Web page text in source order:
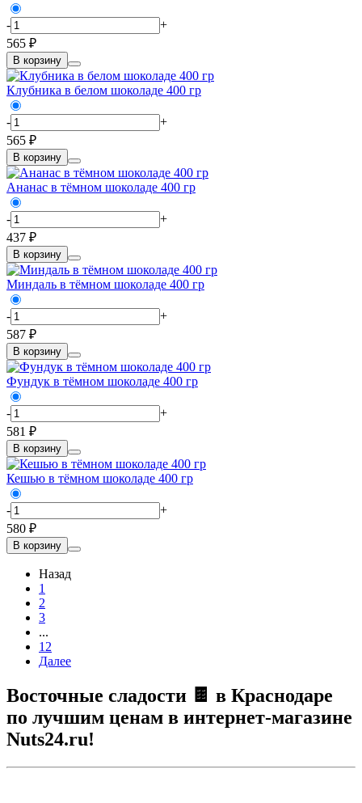
-
+
565 ₽
В корзину
Клубника в белом шоколаде 400 гр
-
+
565 ₽
В корзину
Ананас в тёмном шоколаде 400 гр
-
+
437 ₽
В корзину
Миндаль в тёмном шоколаде 400 гр
-
+
587 ₽
В корзину
Фундук в тёмном шоколаде 400 гр
-
+
581 ₽
В корзину
Кешью в тёмном шоколаде 400 гр
-
+
580 ₽
В корзину
Назад
1
2
3
...
12
Далее
Восточные сладости 🍫 в Краснодаре
по лучшим ценам в интернет-магазине
Nuts24.ru!